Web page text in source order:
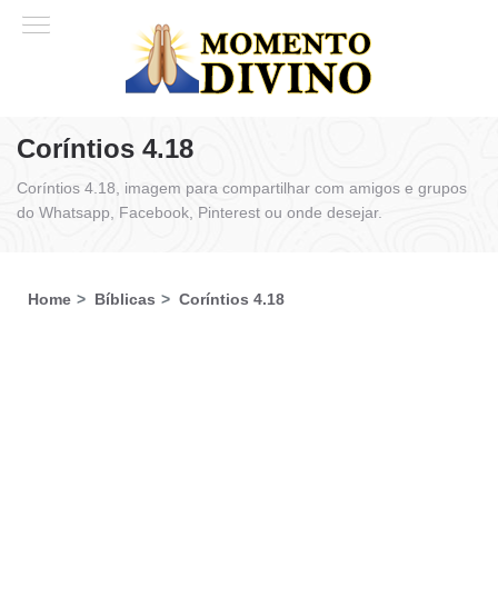
Coríntios 4.18
Coríntios 4.18, imagem para compartilhar com amigos e grupos
do Whatsapp, Facebook, Pinterest ou onde desejar.
Home Bíblicas Coríntios 4.18